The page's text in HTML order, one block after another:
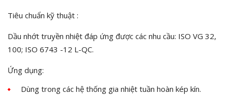
Tiêu chuẩn kỹ thuật :
Dầu nhớt truyền nhiệt đáp ứng được các nhu cầu: ISO VG 32,
100; ISO 6743 -12 L-QC.
Ứng dụng:
Dùng trong các hệ thống gia nhiệt tuần hoàn kép kín.